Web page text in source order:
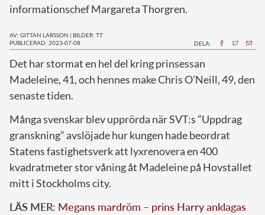
informationschef Margareta Thorgren.
AV: GITTAN LARSSON | BILDER: TT
PUBLICERAD: 2023-07-08
DELA:
Det har stormat en hel del kring prinsessan
Madeleine, 41, och hennes make Chris O’Neill, 49, den
senaste tiden.
Många svenskar blev upprörda när SVT:s ”Uppdrag
granskning” avslöjade hur kungen hade beordrat
Statens fastighetsverk att lyxrenovera en 400
kvadratmeter stor våning åt Madeleine på Hovstallet
mitt i Stockholms city.
LÄS MER: Megans mardröm – prins Harry anklagas